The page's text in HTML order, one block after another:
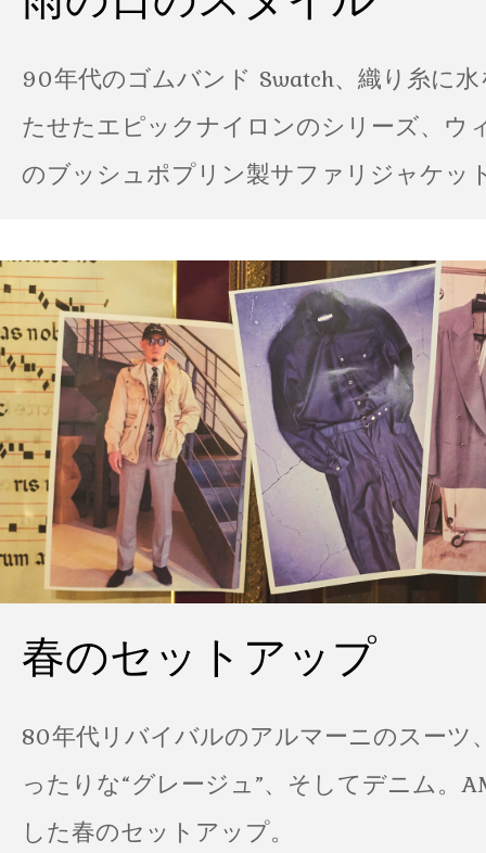
90年代のゴムバンド Swatch、織り糸に
たせたエピックナイロンのシリーズ、ウ
のブッシュポプリン製サファリジャケッ
春のセットアップ
80年代リバイバルのアルマーニのスーツ
ったりな“グレージュ”、そしてデニム。
した春のセットアップ。